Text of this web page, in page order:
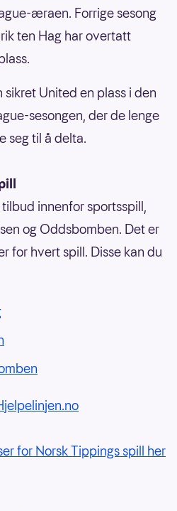
æraen. Forrige sesong
ten Hag har overtatt
United en plass i den
sesongen, der de lenge
seg til å delta.
innenfor sportsspill,
og Oddsbomben. Det er
for hvert spill. Disse kan du
for Norsk Tippings spill her